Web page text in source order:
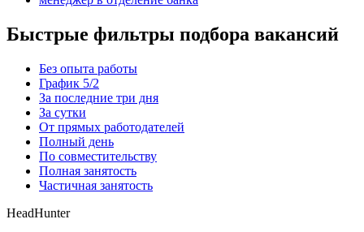
Быстрые фильтры подбора вакансий
Без опыта работы
График 5/2
За последние три дня
За сутки
От прямых работодателей
Полный день
По совместительству
Полная занятость
Частичная занятость
HeadHunter